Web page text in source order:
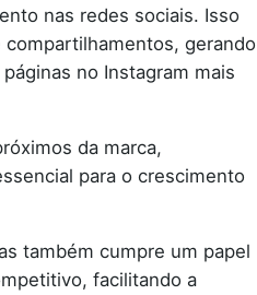
nas redes sociais. Isso
gerando
no Instagram mais
da marca,
para o crescimento
também cumpre um papel
facilitando a